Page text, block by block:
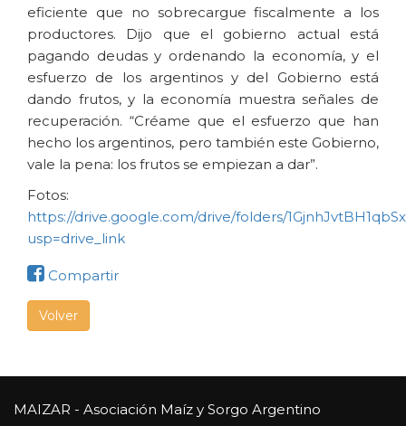
eficiente que no sobrecargue fiscalmente a los
productores. Dijo que el gobierno actual está
pagando deudas y ordenando la economía, y el
esfuerzo de los argentinos y del Gobierno está
dando frutos, y la economía muestra señales de
recuperación. “Créame que el esfuerzo que han
hecho los argentinos, pero también este Gobierno,
vale la pena: los frutos se empiezan a dar”.
Fotos:
https://drive.google.com/drive/folders/
usp=drive_link
Compartir
Volver
MAIZAR - Asociación Maíz y Sorgo Argentino